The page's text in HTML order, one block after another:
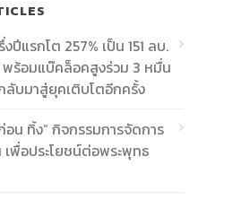
ปีแรกโต 257% เป็น 151 ลบ.
พร้อมแบ๊คล็อคสูงร่วม 3 หมื่น
ลับมาสู่ยุคเติบโตอีกครั้ง
อน ทิ้ง” กิจกรรมการจัดการ
เพื่อประโยชน์ต่อพระพุทธ